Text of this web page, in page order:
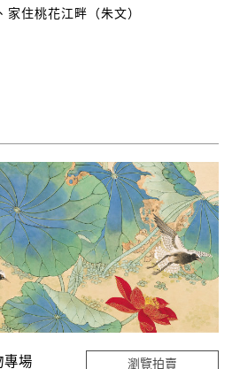
住桃花江畔（朱文）
場 瀏覽拍賣